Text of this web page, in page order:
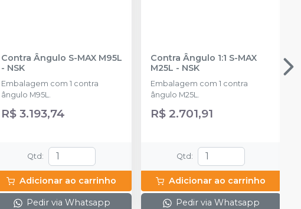
Contra Ângulo S-MAX M95L
- NSK
Embalagem com 1 contra
ângulo M95L.
R$ 3.193,74
Qtd :
Adicionar ao carrinho
Pedir via Whatsapp
Contra Ângulo 1:1 S-MAX
M25L - NSK
Embalagem com 1 contra
ângulo M25L.
R$ 2.701,91
Qtd :
Adicionar ao carrinho
Pedir via Whatsapp